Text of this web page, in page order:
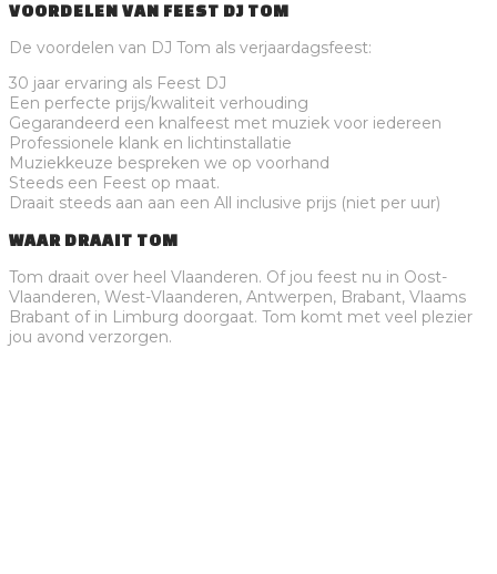
VOORDELEN VAN FEEST DJ TOM
De voordelen van DJ Tom als verjaardagsfeest:
30 jaar ervaring als Feest DJ
Een perfecte prijs/kwaliteit verhouding
Gegarandeerd een knalfeest met muziek voor iedereen
Professionele klank en lichtinstallatie
Muziekkeuze bespreken we op voorhand
Steeds een Feest op maat.
Draait steeds aan aan een All inclusive prijs (niet per uur)
WAAR DRAAIT TOM
Tom draait over heel Vlaanderen. Of jou feest nu in Oost-
Vlaanderen, West-Vlaanderen, Antwerpen, Brabant, Vlaams
Brabant of in Limburg doorgaat. Tom komt met veel plezier
jou avond verzorgen.